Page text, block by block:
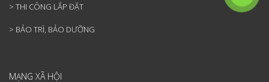
> THI CÔNG LẮP ĐẶT
> BẢO TRÌ, BẢO DƯỠNG
MẠNG XÃ HỘI